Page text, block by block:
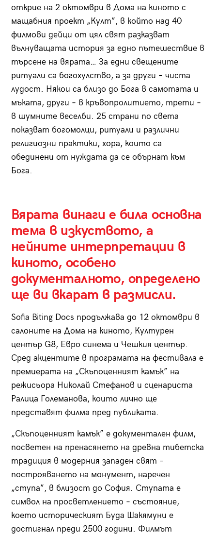
открие на 2 октомври в Дома на киното с
мащабния проект „Култ”, в който над 40
филмови дейци от цял свят разказват
вълнуващата история за едно пътешествие в
търсене на вярата… За едни свещените
ритуали са богохулство, а за други – чиста
лудост. Някои са близо до Бога в самотата и
мъката, други – в кръвопролитието, трети –
в шумните веселби. 25 страни по света
показват богомолци, ритуали и различни
религиозни практики, хора, които са
обединени от нуждата да се обърнат към
Бога.
Вярата винаги е била основна
тема в изкуството, а
нейните интерпретации в
киното, особено
документалното, определено
ще ви вкарат в размисли.
Sofia Biting Docs продължава до 12 октомври в
салоните на Дома на киното, Културен
център G8, Евро синема и Чешкия център.
Сред акцентите в програмата на фестивала е
премиерата на „Скъпоценният камък” на
режисьора Николай Стефанов и сценариста
Ралица Големанова, които лично ще
представят филма пред публиката.
„Скъпоценният камък” е документален филм,
посветен на пренасянето на древна тибетска
традиция в модерния западен свят –
построяването на монумент, наречен
„ступа”, в близост до София. Ступата е
символ на просветлението – състояние,
което историческият Буда Шакямуни е
достигнал преди 2500 години. Филмът